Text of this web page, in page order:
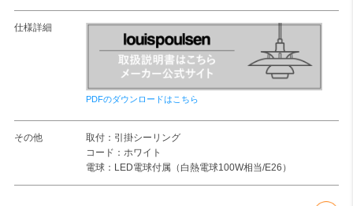
仕様詳細
PDFのダウンロードはこちら
その他
取付：引掛シーリング
コード：ホワイト
電球：LED電球付属（白熱電球100W相当/E26）